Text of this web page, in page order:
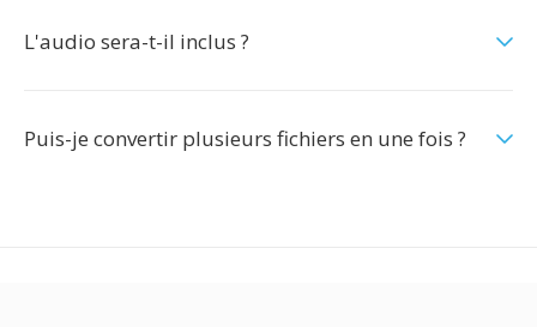
L'audio sera-t-il inclus ?
Puis-je convertir plusieurs fichiers en une fois ?